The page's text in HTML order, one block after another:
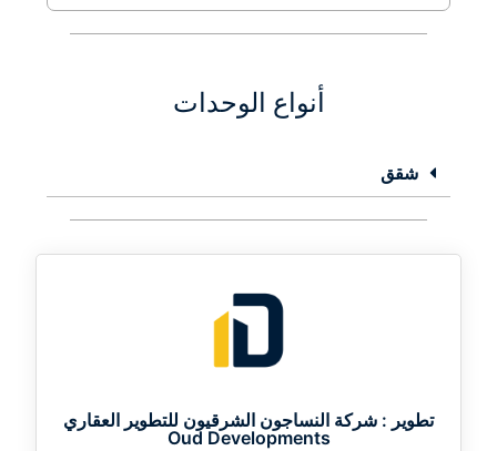
أنواع الوحدات
شقق
تطوير : شركة النساجون الشرقيون للتطوير العقاري
Oud Developments